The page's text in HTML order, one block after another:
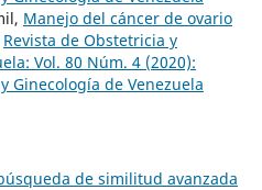
Manejo del cáncer de ovario
Revista de Obstetricia y
Vol. 80 Núm. 4 (2020):
Ginecología de Venezuela
de similitud avanzada